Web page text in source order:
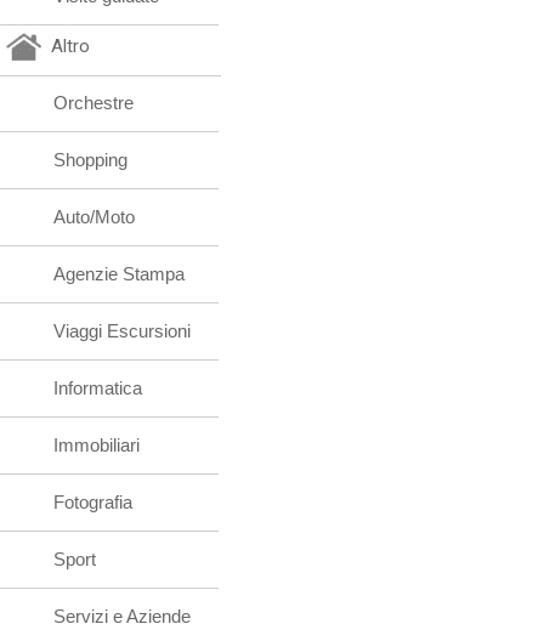
Altro
Orchestre
Shopping
Auto/Moto
Agenzie Stampa
Viaggi Escursioni
Informatica
Immobiliari
Fotografia
Sport
Servizi e Aziende